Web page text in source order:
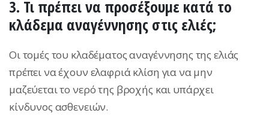
3. Τι πρέπει να προσέξουμε κατά το
κλάδεμα αναγέννησης στις ελιές;
Οι τομές του κλαδέματος αναγέννησης της ελιάς
πρέπει να έχουν ελαφριά κλίση για να μην
μαζεύεται το νερό της βροχής και υπάρχει
κίνδυνος ασθενειών.